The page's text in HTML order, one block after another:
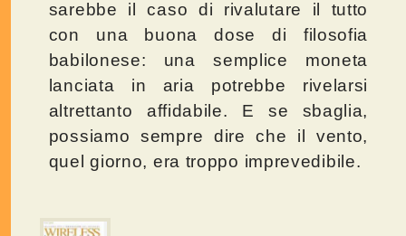
sarebbe il caso di rivalutare il tutto
con una buona dose di filosofia
babilonese: una semplice moneta
lanciata in aria potrebbe rivelarsi
altrettanto affidabile. E se sbaglia,
possiamo sempre dire che il vento,
quel giorno, era troppo imprevedibile.